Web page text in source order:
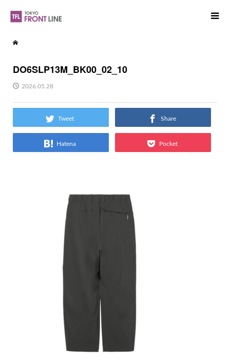
DO6SLP13M_BK00_02_10
2026.05.28
Tweet Share
Hatena Pocket